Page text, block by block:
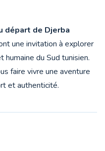
départ de Djerba
une invitation à explorer
du Sud tunisien.
faire vivre une aventure
et authenticité.